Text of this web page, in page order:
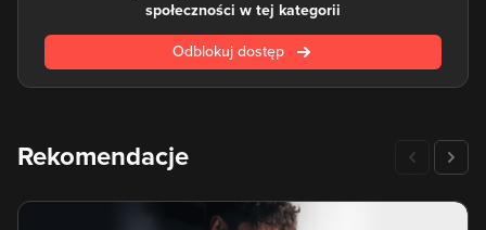
społeczności w tej kategorii
Odblokuj dostęp
Rekomendacje